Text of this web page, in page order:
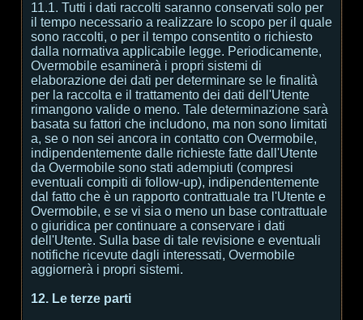
11.1. Tutti i dati raccolti saranno conservati solo per
il tempo necessario a realizzare lo scopo per il quale
sono raccolti, o per il tempo consentito o richiesto
dalla normativa applicabile legge. Periodicamente,
Overmobile esaminerà i propri sistemi di
elaborazione dei dati per determinare se le finalità
per la raccolta e il trattamento dei dati dell'Utente
rimangono valide o meno. Tale determinazione sarà
basata su fattori che includono, ma non sono limitati
a, se o non sei ancora in contatto con Overmobile,
indipendentemente dalle richieste fatte dall'Utente
da Overmobile sono stati adempiuti (compresi
eventuali compiti di follow-up), indipendentemente
dal fatto che è un rapporto contrattuale tra l'Utente e
Overmobile, e se vi sia o meno un base contrattuale
o giuridica per continuare a conservare i dati
dell'Utente. Sulla base di tale revisione e eventuali
notifiche ricevute dagli interessati, Overmobile
aggiornerà i propri sistemi.
12. Le terze parti